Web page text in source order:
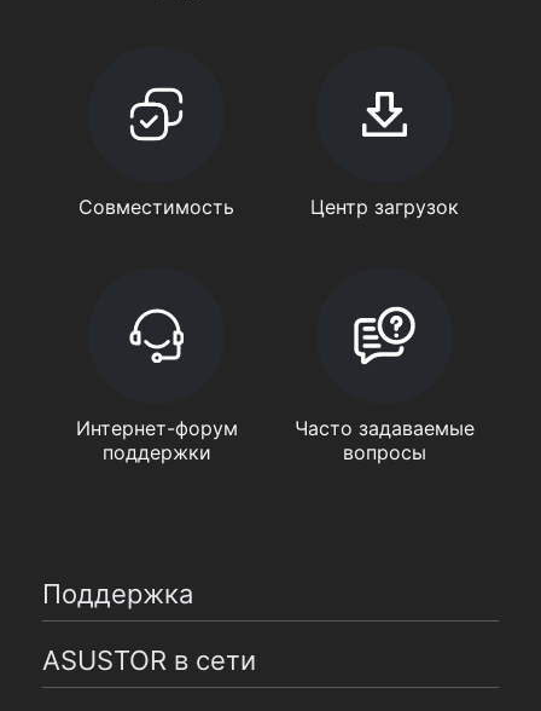
Совместимость Центр загрузок
Интернет-форум
поддержки
Часто задаваемые
вопросы
Поддержка
ASUSTOR в сети